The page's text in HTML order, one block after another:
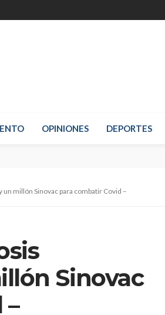
OPINIONES DEPORTES
millón Sinovac para combatir Covid –
Sinovac